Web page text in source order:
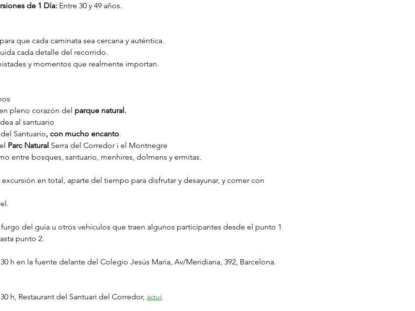
de 1 Día: Entre 30 y 49 años.
para que cada caminata sea cercana y auténtica.
cada detalle del recorrido.
y momentos que realmente importan.
pleno corazón del parque natural.
al santuario
Santuario, con mucho encanto.
Parc Natural Serra del Corredor i el Montnegre
entre bosques, santuario, menhires, dolmens y ermitas.
en total, aparte del tiempo para disfrutar y desayunar, y comer con
furgo del guía u otros vehículos que traen algunos participantes desde el punto 1
punto 2.
h en la fuente delante del Colegio Jesús Maria, Av/Meridiana, 392, Barcelona.
h, Restaurant del Santuari del Corredor, aquí.